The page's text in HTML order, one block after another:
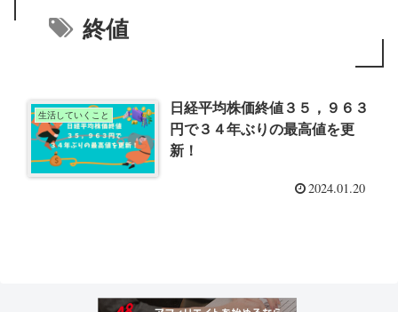
終値
生活していくこと
日経平均株価終値３５，９６３
円で３４年ぶりの最高値を更
新！
2024.01.20